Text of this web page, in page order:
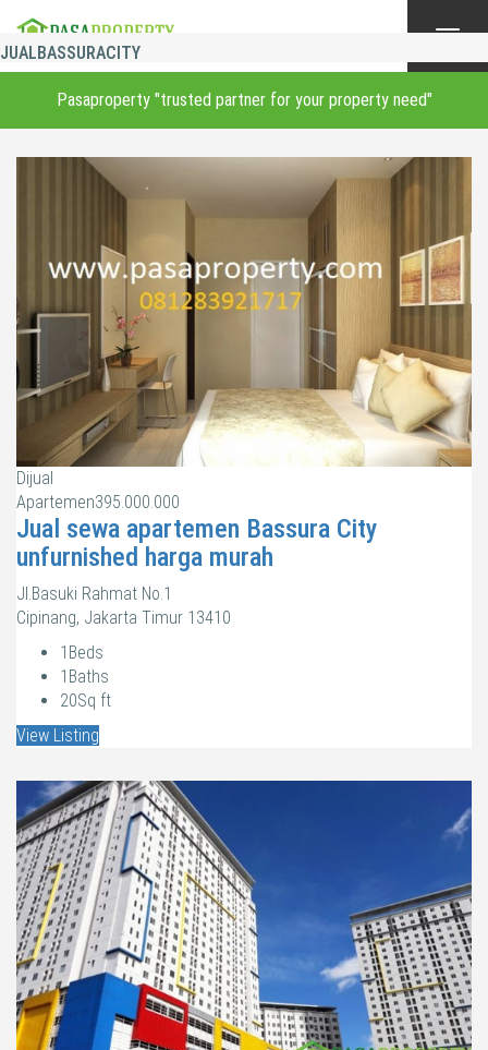
Pasaproperty "trusted partner for your property need"
JUALBASSURACITY
Dijual
Apartemen395.000.000
Jual sewa apartemen Bassura City
unfurnished harga murah
Jl.Basuki Rahmat No.1
Cipinang, Jakarta Timur 13410
1 Beds
1 Baths
20Sq ft
View Listing